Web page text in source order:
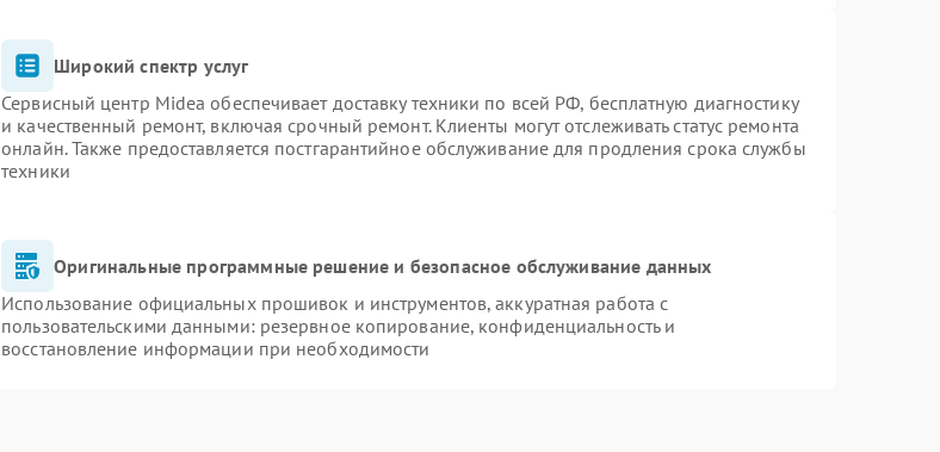
Широкий спектр услуг
Сервисный центр Midea обеспечивает доставку техники по всей РФ, бесплатную диагностику
и качественный ремонт, включая срочный ремонт. Клиенты могут отслеживать статус ремонта
онлайн. Также предоставляется постгарантийное обслуживание для продления срока службы
техники
Оригинальные программные решение и безопасное обслуживание данных
Использование официальных прошивок и инструментов, аккуратная работа с
пользовательскими данными: резервное копирование, конфиденциальность и
восстановление информации при необходимости